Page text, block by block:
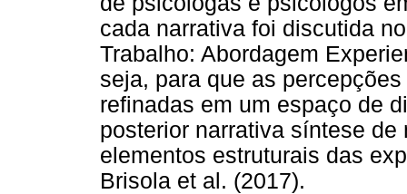
cada narrativa foi discutida
Trabalho: Abordagem
seja, para que as
refinadas em um espaço de
posterior narrativa síntese
elementos estruturais das
Brisola et al. (2017).